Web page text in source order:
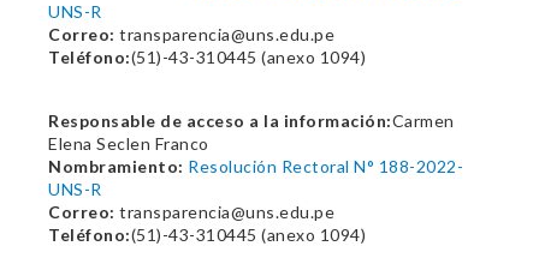
UNS-R
Correo: transparencia@uns.edu.pe
Teléfono:(51)-43-310445 (anexo 1094)
Responsable de acceso a la información:Carmen
Elena Seclen Franco
Nombramiento: Resolución Rectoral N° 188-2022-
UNS-R
Correo: transparencia@uns.edu.pe
Teléfono:(51)-43-310445 (anexo 1094)